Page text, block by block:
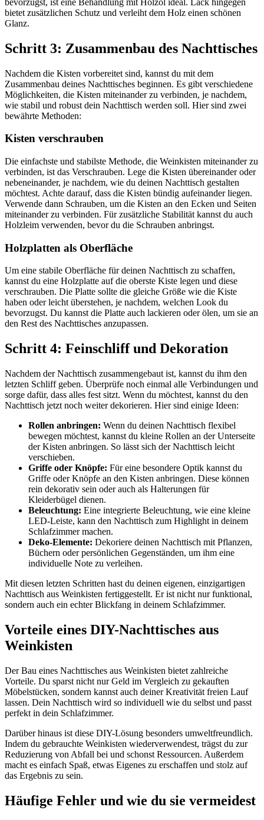
bietet zusätzlichen Schutz und verleiht dem Holz einen schönen
Glanz.
Schritt 3: Zusammenbau des Nachttisches
Nachdem die Kisten vorbereitet sind, kannst du mit dem
Zusammenbau deines Nachttisches beginnen. Es gibt verschiedene
Möglichkeiten, die Kisten miteinander zu verbinden, je nachdem,
wie stabil und robust dein Nachttisch werden soll. Hier sind zwei
bewährte Methoden:
Kisten verschrauben
Die einfachste und stabilste Methode, die Weinkisten miteinander zu
verbinden, ist das Verschrauben. Lege die Kisten übereinander oder
nebeneinander, je nachdem, wie du deinen Nachttisch gestalten
möchtest. Achte darauf, dass die Kisten bündig aufeinander liegen.
Verwende dann Schrauben, um die Kisten an den Ecken und Seiten
miteinander zu verbinden. Für zusätzliche Stabilität kannst du auch
Holzleim verwenden, bevor du die Schrauben anbringst.
Holzplatten als Oberfläche
Um eine stabile Oberfläche für deinen Nachttisch zu schaffen,
kannst du eine Holzplatte auf die oberste Kiste legen und diese
verschrauben. Die Platte sollte die gleiche Größe wie die Kiste
haben oder leicht überstehen, je nachdem, welchen Look du
bevorzugst. Du kannst die Platte auch lackieren oder ölen, um sie an
den Rest des Nachttisches anzupassen.
Schritt 4: Feinschliff und Dekoration
Nachdem der Nachttisch zusammengebaut ist, kannst du ihm den
letzten Schliff geben. Überprüfe noch einmal alle Verbindungen und
sorge dafür, dass alles fest sitzt. Wenn du möchtest, kannst du den
Nachttisch jetzt noch weiter dekorieren. Hier sind einige Ideen:
Rollen anbringen: Wenn du deinen Nachttisch flexibel
bewegen möchtest, kannst du kleine Rollen an der Unterseite
der Kisten anbringen. So lässt sich der Nachttisch leicht
verschieben.
Griffe oder Knöpfe: Für eine besondere Optik kannst du
Griffe oder Knöpfe an den Kisten anbringen. Diese können
rein dekorativ sein oder auch als Halterungen für
Kleiderbügel dienen.
Beleuchtung: Eine integrierte Beleuchtung, wie eine kleine
LED-Leiste, kann den Nachttisch zum Highlight in deinem
Schlafzimmer machen.
Deko-Elemente: Dekoriere deinen Nachttisch mit Pflanzen,
Büchern oder persönlichen Gegenständen, um ihm eine
individuelle Note zu verleihen.
Mit diesen letzten Schritten hast du deinen eigenen, einzigartigen
Nachttisch aus Weinkisten fertiggestellt. Er ist nicht nur funktional,
sondern auch ein echter Blickfang in deinem Schlafzimmer.
Vorteile eines DIY-Nachttisches aus
Weinkisten
Der Bau eines Nachttisches aus Weinkisten bietet zahlreiche
Vorteile. Du sparst nicht nur Geld im Vergleich zu gekauften
Möbelstücken, sondern kannst auch deiner Kreativität freien Lauf
lassen. Dein Nachttisch wird so individuell wie du selbst und passt
perfekt in dein Schlafzimmer.
Darüber hinaus ist diese DIY-Lösung besonders umweltfreundlich.
Indem du gebrauchte Weinkisten wiederverwendest, trägst du zur
Reduzierung von Abfall bei und schonst Ressourcen. Außerdem
macht es einfach Spaß, etwas Eigenes zu erschaffen und stolz auf
das Ergebnis zu sein.
Häufige Fehler und wie du sie vermeidest